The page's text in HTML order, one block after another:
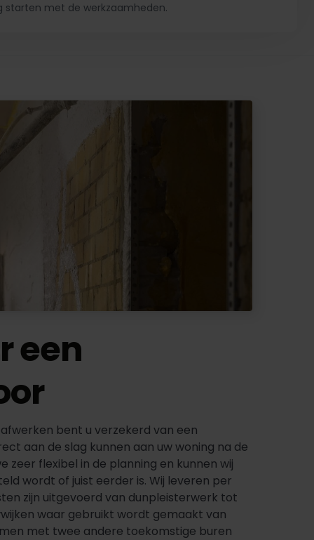
starten met de werkzaamheden.
een
bent u verzekerd van een
aan de slag kunnen aan uw woning na de
zeer flexibel in de planning en kunnen wij
wordt of juist eerder is. Wij leveren per
zijn uitgevoerd van dunpleisterwerk tot
waar gebruikt wordt gemaakt van
met twee andere toekomstige buren